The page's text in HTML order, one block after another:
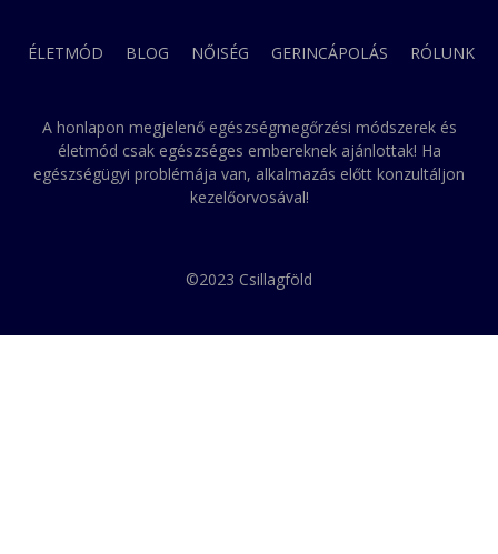
ÉLETMÓD BLOG NŐISÉG GERINCÁPOLÁS RÓLUNK
A honlapon megjelenő egészségmegőrzési módszerek és
életmód csak egészséges embereknek ajánlottak! Ha
egészségügyi problémája van, alkalmazás előtt konzultáljon
kezelőorvosával!
©2023 Csillagföld